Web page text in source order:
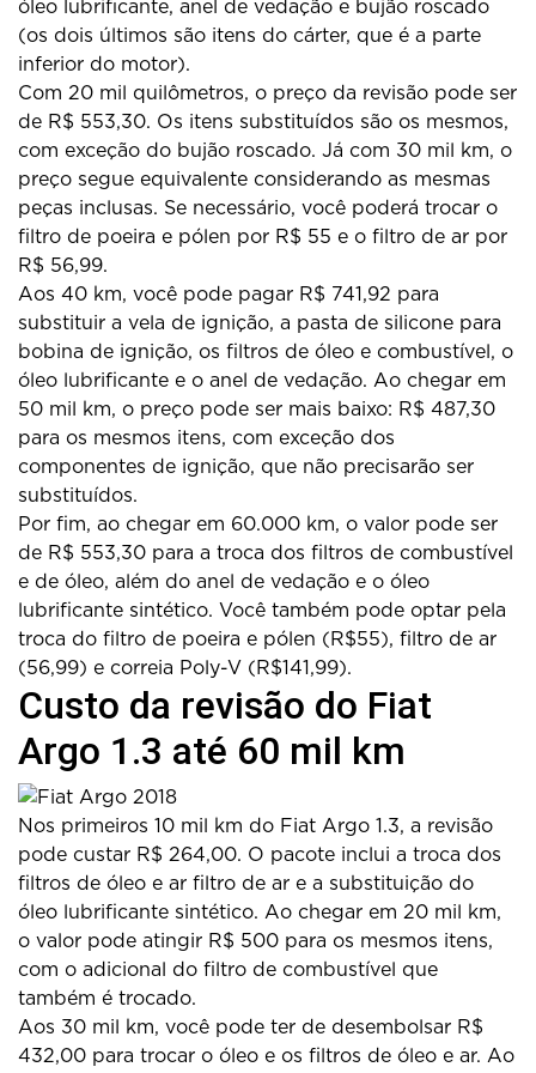
óleo lubrificante, anel de vedação e bujão roscado
(os dois últimos são itens do cárter, que é a parte
inferior do motor).
Com 20 mil quilômetros, o preço da revisão pode ser
de R$ 553,30. Os itens substituídos são os mesmos,
com exceção do bujão roscado. Já com 30 mil km, o
preço segue equivalente considerando as mesmas
peças inclusas. Se necessário, você poderá trocar o
filtro de poeira e pólen por R$ 55 e o filtro de ar por
R$ 56,99.
Aos 40 km, você pode pagar R$ 741,92 para
substituir a vela de ignição, a pasta de silicone para
bobina de ignição, os filtros de óleo e combustível, o
óleo lubrificante e o anel de vedação. Ao chegar em
50 mil km, o preço pode ser mais baixo: R$ 487,30
para os mesmos itens, com exceção dos
componentes de ignição, que não precisarão ser
substituídos.
Por fim, ao chegar em 60.000 km, o valor pode ser
de R$ 553,30 para a troca dos filtros de combustível
e de óleo, além do anel de vedação e o óleo
lubrificante sintético. Você também pode optar pela
troca do filtro de poeira e pólen (R$55), filtro de ar
(56,99) e correia Poly-V (R$141,99).
Custo da revisão do Fiat
Argo 1.3 até 60 mil km
Nos primeiros 10 mil km do Fiat Argo 1.3, a revisão
pode custar R$ 264,00. O pacote inclui a troca dos
filtros de óleo e ar filtro de ar e a substituição do
óleo lubrificante sintético. Ao chegar em 20 mil km,
o valor pode atingir R$ 500 para os mesmos itens,
com o adicional do filtro de combustível que
também é trocado.
Aos 30 mil km, você pode ter de desembolsar R$
432,00 para trocar o óleo e os filtros de óleo e ar. Ao